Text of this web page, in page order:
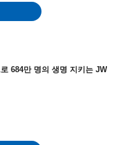
684만 명의 생명 지키는 JW